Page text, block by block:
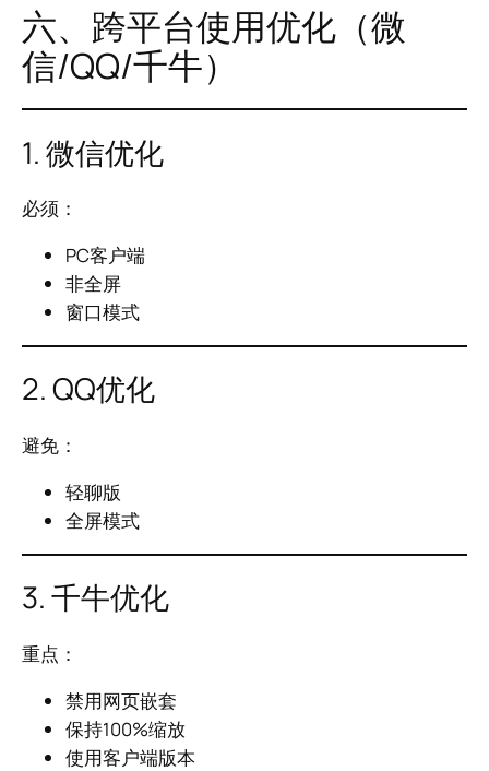
六、跨平台使用优化（微
信/QQ/千牛）
1. 微信优化
必须：
PC客户端
非全屏
窗口模式
2. QQ优化
避免：
轻聊版
全屏模式
3. 千牛优化
重点：
禁用网页嵌套
保持100%缩放
使用客户端版本